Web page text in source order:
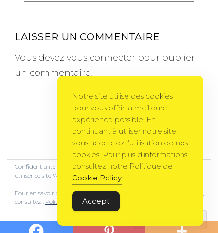
LAISSER UN COMMENTAIRE
Vous devez vous connecter pour publier
un commentaire.
Gema Theme by PixelGrade
Notre site utilise des cookies
pour vous offrir la meilleure
expérience possible. En
continuant à utiliser notre site,
vous acceptez l'utilisation de nos
cookies. Pour plus d'informations,
consultez notre Politique de
Cookie Policy.
Accept
Confidentialité et cookies : ce site utilise des cookies. En continuant à
utiliser ce site Web, vous acceptez leur utilisation.
Pour en savoir plus, notamment sur la façon de contrôler les cookies,
consultez : Politique relative aux cookies